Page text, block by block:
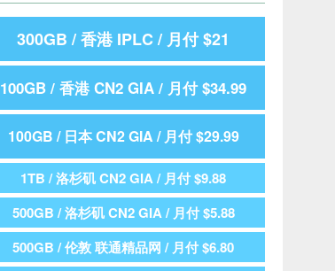
300GB / 香港 IPLC / 月付 $21
100GB / 香港 CN2 GIA / 月付 $34.99
100GB / 日本 CN2 GIA / 月付 $29.99
1TB / 洛杉矶 CN2 GIA / 月付 $9.88
500GB / 洛杉矶 CN2 GIA / 月付 $5.88
500GB / 伦敦 联通精品网 / 月付 $6.80